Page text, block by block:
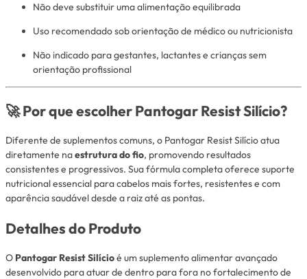
Não deve substituir uma alimentação equilibrada
Uso recomendado sob orientação de médico ou nutricionista
Não indicado para gestantes, lactantes e crianças sem
orientação profissional
🚀 Por que escolher Pantogar Resist Silício?
Diferente de suplementos comuns, o Pantogar Resist Silício atua
diretamente naestrutura do fio, promovendo resultados
consistentes e progressivos. Sua fórmula completa oferece suporte
nutricional essencial para cabelos mais fortes, resistentes e com
aparência saudável desde a raiz até as pontas.
Detalhes do Produto
O Pantogar Resist Silícioé um suplemento alimentar avançado
desenvolvido para atuar de dentro para fora no fortalecimento de